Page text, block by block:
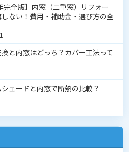
完全版】内窓（二重窓）リフォー
しない！費用・補助金・選び方の全
と内窓はどっち？カバー工法って
ェードと内窓で断熱の比較？